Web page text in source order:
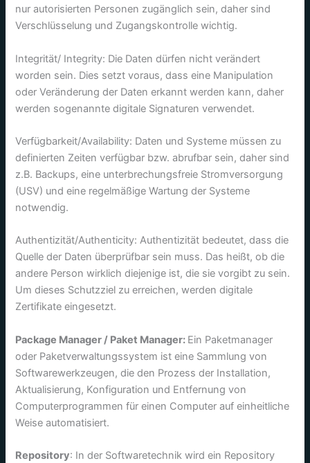
nur autorisierten Personen zugänglich sein, daher sind
Verschlüsselung und Zugangskontrolle wichtig.
Integrität/ Integrity: Die Daten dürfen nicht verändert
worden sein. Dies setzt voraus, dass eine Manipulation
oder Veränderung der Daten erkannt werden kann, daher
werden sogenannte digitale Signaturen verwendet.
Verfügbarkeit/Availability: Daten und Systeme müssen zu
definierten Zeiten verfügbar bzw. abrufbar sein, daher sind
z.B. Backups, eine unterbrechungsfreie Stromversorgung
(USV) und eine regelmäßige Wartung der Systeme
notwendig.
Authentizität/Authenticity: Authentizität bedeutet, dass die
Quelle der Daten überprüfbar sein muss. Das heißt, ob die
andere Person wirklich diejenige ist, die sie vorgibt zu sein.
Um dieses Schutzziel zu erreichen, werden digitale
Zertifikate eingesetzt.
Package Manager / Paket Manager: Ein Paketmanager
oder Paketverwaltungssystem ist eine Sammlung von
Softwarewerkzeugen, die den Prozess der Installation,
Aktualisierung, Konfiguration und Entfernung von
Computerprogrammen für einen Computer auf einheitliche
Weise automatisiert.
Repository: In der Softwaretechnik wird ein Repository